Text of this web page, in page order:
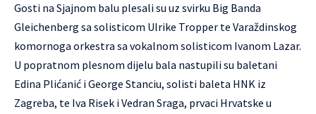
Gosti na Sjajnom balu plesali su uz svirku Big Banda
Gleichenberg sa solisticom Ulrike Tropper te Varaždinskog
komornoga orkestra sa vokalnom solisticom Ivanom Lazar.
U popratnom plesnom dijelu bala nastupili su baletani
Edina Plićanić i George Stanciu, solisti baleta HNK iz
Zagreba, te Iva Risek i Vedran Sraga, prvaci Hrvatske u